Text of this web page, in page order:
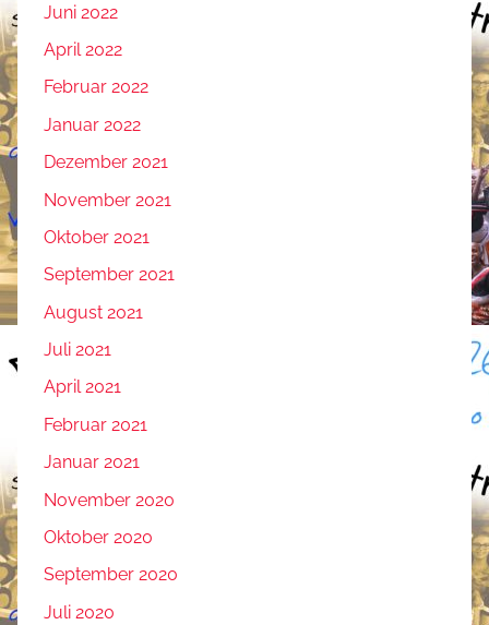
Juni 2022
April 2022
Februar 2022
Januar 2022
Dezember 2021
November 2021
Oktober 2021
September 2021
August 2021
Juli 2021
April 2021
Februar 2021
Januar 2021
November 2020
Oktober 2020
September 2020
Juli 2020